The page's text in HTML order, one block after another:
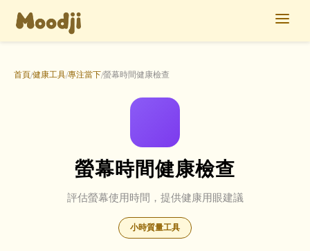
首頁/健康工具/專注當下/螢幕時間健康檢查
螢幕時間健康檢查
評估螢幕使用時間，提供健康用眼建議
小時質量工具